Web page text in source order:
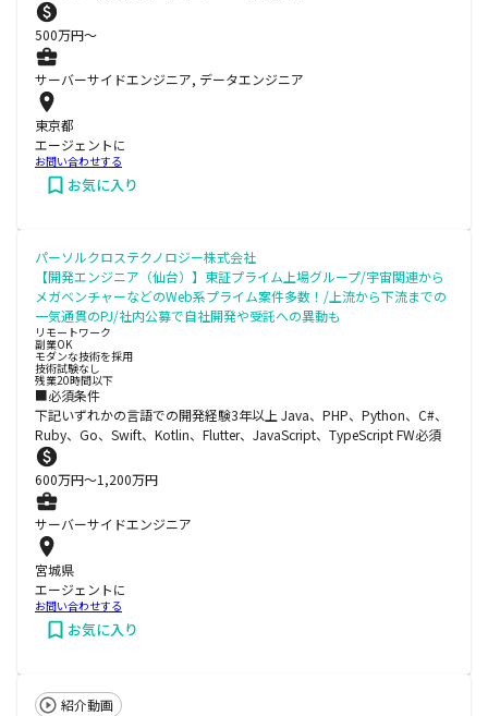
500万円〜
サーバーサイドエンジニア, データエンジニア
東京都
エージェントに
お問い合わせする
お気に入り
パーソルクロステクノロジー株式会社
【開発エンジニア（仙台）】東証プライム上場グループ/宇宙関連から
メガベンチャーなどのWeb系プライム案件多数！/上流から下流までの
一気通貫のPJ/社内公募で自社開発や受託への異動も
リモートワーク
副業OK
モダンな技術を採用
技術試験なし
残業20時間以下
■必須条件
下記いずれかの言語での開発経験3年以上 Java、PHP、Python、C#、
Ruby、Go、Swift、Kotlin、Flutter、JavaScript、TypeScript FW必須
600万円〜1,200万円
サーバーサイドエンジニア
宮城県
エージェントに
お問い合わせする
お気に入り
紹介動画